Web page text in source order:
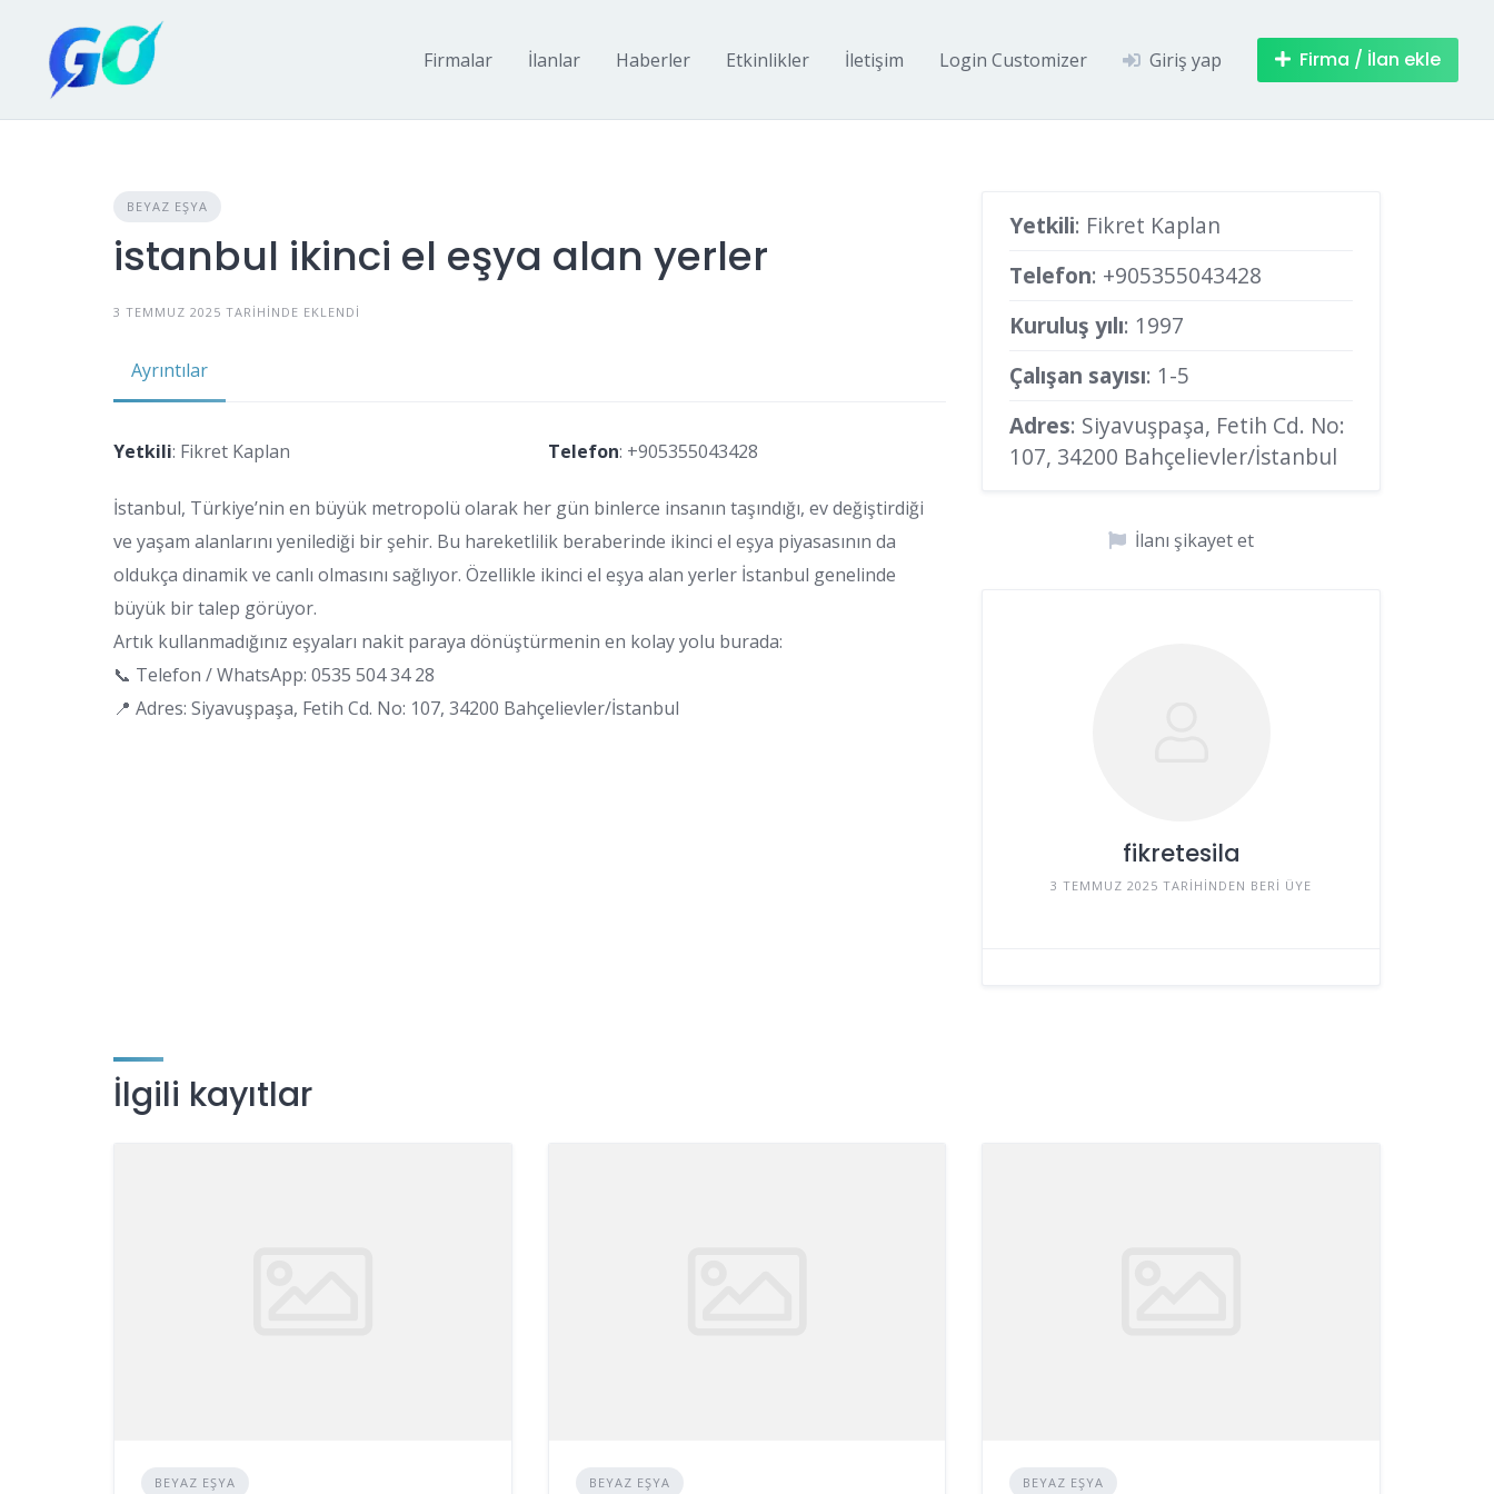
Firmalar İlanlar Haberler Etkinlikler İletişim Login Customizer Giriş yap Firma / İlan ekle
BEYAZ EŞYA
istanbul ikinci el eşya alan yerler
3 TEMMUZ 2025 TARIHINDE EKLENDI
Ayrıntılar
Yetkili: Fikret Kaplan Telefon: +905355043428
İstanbul, Türkiye’nin en büyük metropolü olarak her gün binlerce insanın taşındığı, ev değiştirdiği
ve yaşam alanlarını yenilediği bir şehir. Bu hareketlilik beraberinde ikinci el eşya piyasasının da
oldukça dinamik ve canlı olmasını sağlıyor. Özellikle ikinci el eşya alan yerler İstanbul genelinde
büyük bir talep görüyor.
Artık kullanmadığınız eşyaları nakit paraya dönüştürmenin en kolay yolu burada:
📞 Telefon / WhatsApp: 0535 504 34 28
📍 Adres: Siyavuşpaşa, Fetih Cd. No: 107, 34200 Bahçelievler/İstanbul
Yetkili: Fikret Kaplan
Telefon: +905355043428
Kuruluş yılı: 1997
Çalışan sayısı: 1-5
Adres: Siyavuşpaşa, Fetih Cd. No:
107, 34200 Bahçelievler/İstanbul
İlanı şikayet et
fikretesila
3 TEMMUZ 2025 TARIHINDEN BERI ÜYE
İlgili kayıtlar
BEYAZ EŞYA BEYAZ EŞYA BEYAZ EŞYA